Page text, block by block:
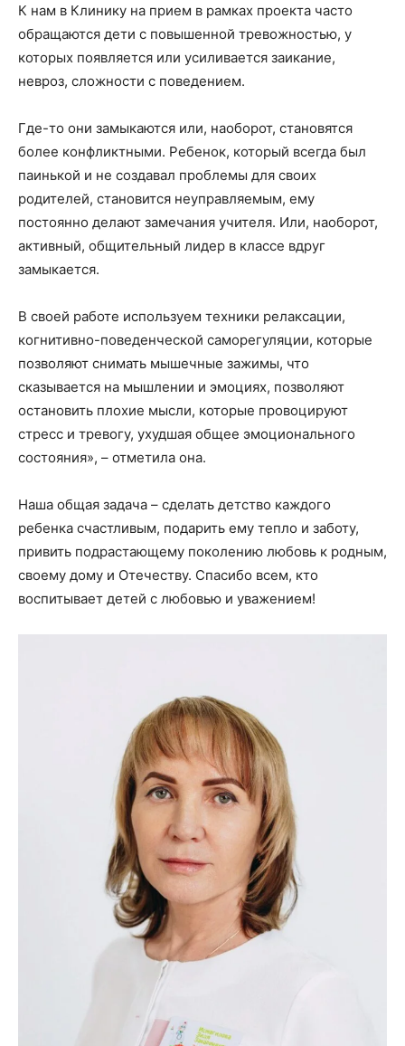
К нам в Клинику на прием в рамках проекта часто
обращаются дети с повышенной тревожностью, у
которых появляется или усиливается заикание,
невроз, сложности с поведением.
Где-то они замыкаются или, наоборот, становятся
более конфликтными. Ребенок, который всегда был
паинькой и не создавал проблемы для своих
родителей, становится неуправляемым, ему
постоянно делают замечания учителя. Или, наоборот,
активный, общительный лидер в классе вдруг
замыкается.
В своей работе используем техники релаксации,
когнитивно-поведенческой саморегуляции, которые
позволяют снимать мышечные зажимы, что
сказывается на мышлении и эмоциях, позволяют
остановить плохие мысли, которые провоцируют
стресс и тревогу, ухудшая общее эмоционального
состояния», – отметила она.
Наша общая задача – сделать детство каждого
ребенка счастливым, подарить ему тепло и заботу,
привить подрастающему поколению любовь к родным,
своему дому и Отечеству. Спасибо всем, кто
воспитывает детей с любовью и уважением!